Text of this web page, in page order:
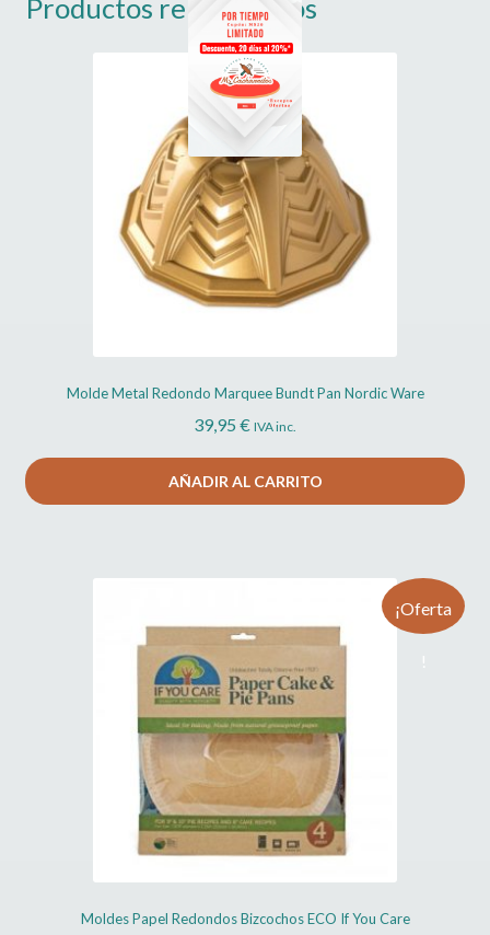
Productos relacionados
Molde Metal Redondo Marquee Bundt Pan Nordic Ware
39,95€ IVA inc.
AÑADIR AL CARRITO
Moldes Papel Redondos Bizcochos ECO If You Care
¡Oferta
!